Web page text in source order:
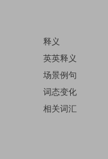
释义
英英释义
场景例句
词态变化
相关词汇